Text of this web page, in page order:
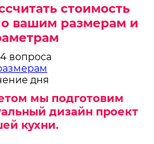
стоимость
вашим размерам и
вопроса
дня
мы подготовим
дизайн проект
кухни.